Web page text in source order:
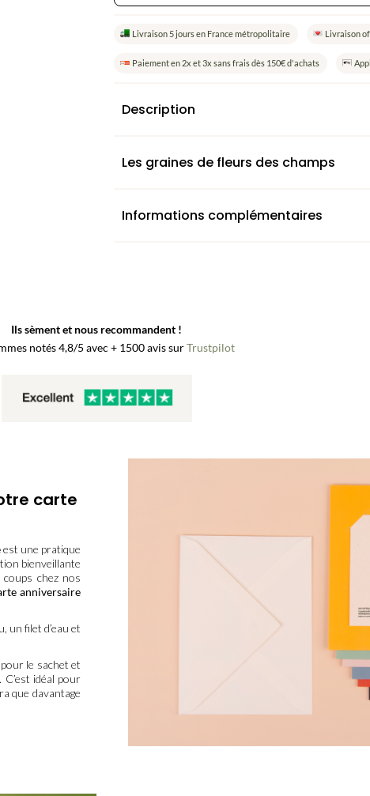
Sachets
Livraison 5 jours en France métropolitaire Livraison
Paiement en 2x et 3x sans frais dès 150€ d'achats
Description
Les graines de fleurs des champs
Informations complémentaires
Ils sèment et nous recommandent !
notés 4,8/5 avec + 1500 avis surTrustpilot
carte
est une pratique
bienveillante
chez nos
anniversaire
un filet d’eau et
le sachet et
. C’est idéal pour
que davantage